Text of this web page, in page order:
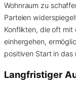
Wohnraum zu
Parteien
Konflikten, die oft mit
einhergehen,
positiven Start in das
Langfristiger